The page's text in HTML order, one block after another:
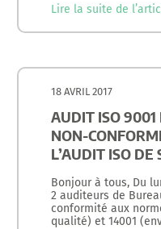
Lire la suite de
18 AVRIL 2017
AUDIT ISO 9001
NON-
L’AUDIT ISO DE
Bonjour à tous, Du
2 auditeurs de
conformité aux
qualité) et 14001